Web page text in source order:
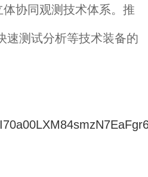
协同观测技术体系。推
速测试分析等技术装备的